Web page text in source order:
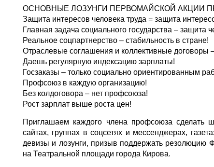
ОСНОВНЫЕ ЛОЗУНГИ ПЕРВОМАЙСКОЙ АКЦИИ
Защита интересов человека труда = защита
Главная задача социального государства – защита
Реальное соцпартнерство – стабильность в стране!
Отраслевые соглашения и коллективные договоры
Даешь регулярную индексацию зарплаты!
Госзаказы – только социально ориентированным
Профсоюз в каждую организацию!
Без колдоговора – нет профсоюза!
Рост зарплат выше роста цен!
Приглашаем каждого члена профсоюза
сайтах, группах в соцсетях и мессенджерах,
девизы и лозунги, призыв поддержать
на Театральной площади города Кирова.